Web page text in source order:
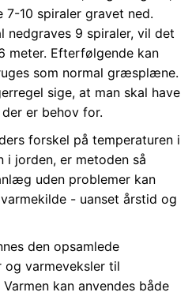
7-10 spiraler gravet ned.
nedgraves 9 spiraler, vil det
meter. Efterfølgende kan
som normal græsplæne.
sige, at man skal have
er behov for.
forskel på temperaturen i
i jorden, er metoden så
uden problemer kan
- uanset årstid og
den opsamlede
og varmeveksler til
kan anvendes både